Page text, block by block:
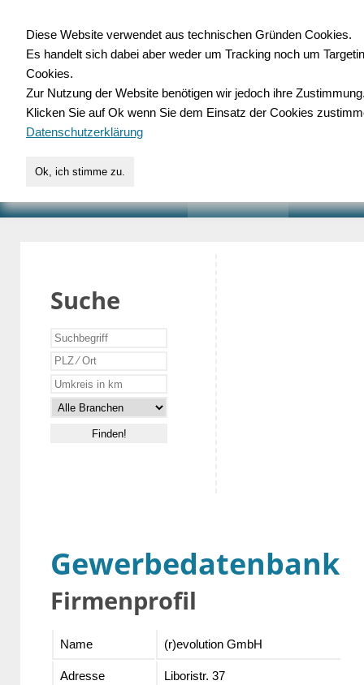
für Handwerk,
Suche
Gewerbedatenbank
Firmenprofil
Name (r)evolution GmbH
Adresse Liboristr. 37
Diese Website verwendet aus technischen Gründen Cookies.
Es handelt sich dabei aber weder um Tracking noch um
Cookies.
Zur Nutzung der Website benötigen wir jedoch ihre
Klicken Sie auf Ok wenn Sie dem Einsatz der Cookies
Datenschutzerklärung
Ok, ich stimme zu.